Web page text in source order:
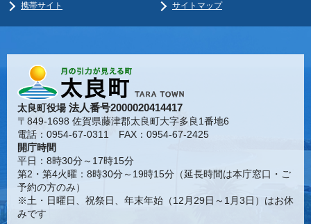
携帯サイト
サイトマップ
太良町役場法人番号2000020414417
〒849-1698 佐賀県藤津郡太良町大字多良1番地6
電話：0954-67-0311 FAX：0954-67-2425
開庁時間
平日：8時30分～17時15分
第2・第4火曜：8時30分～19時15分（延長時間は本庁窓口・ご
予約の方のみ）
※土・日曜日、祝祭日、年末年始（12月29日～1月3日）はお休
みです